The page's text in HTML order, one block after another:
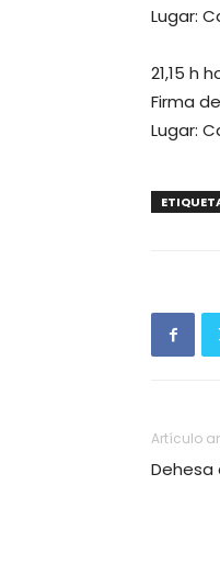
Lugar:
21,15 h
Firma
Lugar:
Artículo
Dehesa